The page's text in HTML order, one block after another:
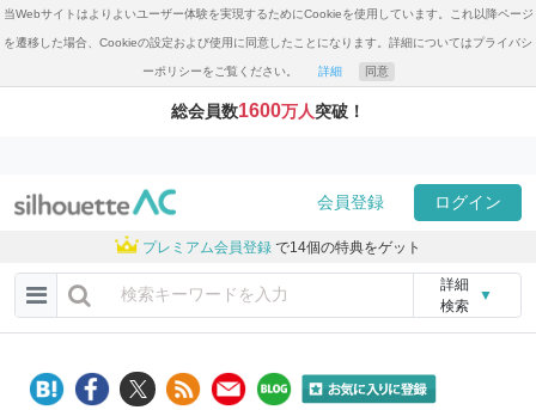
当Webサイトはよりよいユーザー体験を実現するためにCookieを使用しています。これ以降ページ
を遷移した場合、Cookieの設定および使用に同意したことになります。詳細についてはプライバシ
ーポリシーをご覧ください。 詳細 同意
総会員数1600万人突破！
会員登録 ログイン
プレミアム会員登録 で14個の特典をゲット
詳細
検索
▼